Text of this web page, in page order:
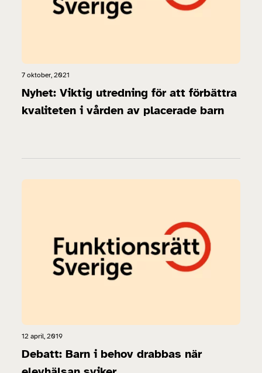
7 oktober, 2021
Nyhet: Viktig utredning för att förbättra
kvaliteten i vården av placerade barn
12 april, 2019
Debatt: Barn i behov drabbas när